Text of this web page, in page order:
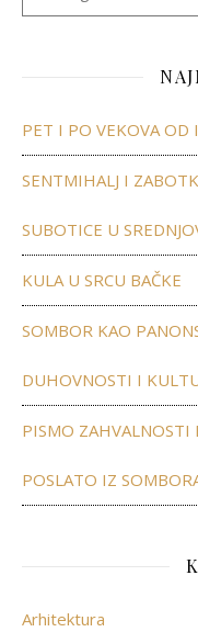
PET I PO VEKOVA OD
SENTMIHALJ I
SUBOTICE U
KULA U SRCU BAČKE
SOMBOR KAO
DUHOVNOSTI I
PISMO ZAHVALNOSTI
POSLATO IZ
Arhitektura